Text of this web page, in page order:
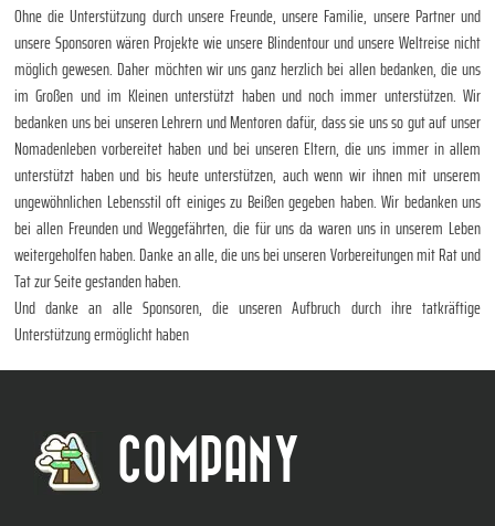
Ohne die Unterstützung durch unsere Freunde, unsere Familie, unsere Partner und
unsere Sponsoren wären Projekte wie unsere Blindentour und unsere Weltreise nicht
möglich gewesen. Daher möchten wir uns ganz herzlich bei allen bedanken, die uns
im Großen und im Kleinen unterstützt haben und noch immer unterstützen. Wir
bedanken uns bei unseren Lehrern und Mentoren dafür, dass sie uns so gut auf unser
Nomadenleben vorbereitet haben und bei unseren Eltern, die uns immer in allem
unterstützt haben und bis heute unterstützen, auch wenn wir ihnen mit unserem
ungewöhnlichen Lebensstil oft einiges zu Beißen gegeben haben. Wir bedanken uns
bei allen Freunden und Weggefährten, die für uns da waren uns in unserem Leben
weitergeholfen haben. Danke an alle, die uns bei unseren Vorbereitungen mit Rat und
Tat zur Seite gestanden haben.
Und danke an alle Sponsoren, die unseren Aufbruch durch ihre tatkräftige
Unterstützung ermöglicht haben
COMPANY